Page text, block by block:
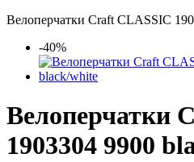
Велоперчатки Craft CLASSIC
-40%
Велоперчатки
1903304 9900